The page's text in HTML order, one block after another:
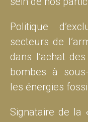
Politique
secteurs de
dans l’achat
bombes à
les énergies
Signataire de la